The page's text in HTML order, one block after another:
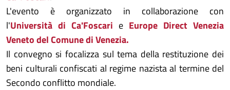
L'evento è organizzato in collaborazione con
l'Università di Ca'Foscari e Europe Direct Venezia
Veneto del Comune di Venezia.
Il convegno si focalizza sul tema della restituzione dei
beni culturali confiscati al regime nazista al termine del
Secondo conflitto mondiale.